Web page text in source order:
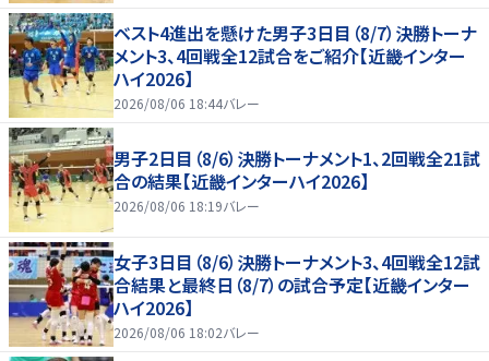
ベスト4進出を懸けた男子3日目（8/7）決勝トーナ
メント3、4回戦全12試合をご紹介【近畿インター
ハイ2026】
2026/08/06 18:44バレー
男子2日目（8/6）決勝トーナメント1、2回戦全21試
合の結果【近畿インターハイ2026】
2026/08/06 18:19バレー
女子3日目（8/6）決勝トーナメント3、4回戦全12試
合結果と最終日（8/7）の試合予定【近畿インター
ハイ2026】
2026/08/06 18:02バレー